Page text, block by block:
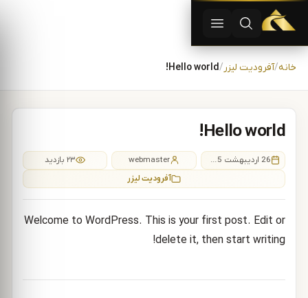
پرش به محتوا
دستگاه لیزر موهای زاید | دستگاه لاغری | آفرودیت لیزر —
باز کردن جستجو
باز کردن منو
خانه آفرودیت لیزر Hello world!
Hello world!
26 اردیبهشت 1405 webmaster
۲۳ بازدید
آفرودیت لیزر
Welcome to WordPress. This is your first post. Edit or
delete it, then start writing!